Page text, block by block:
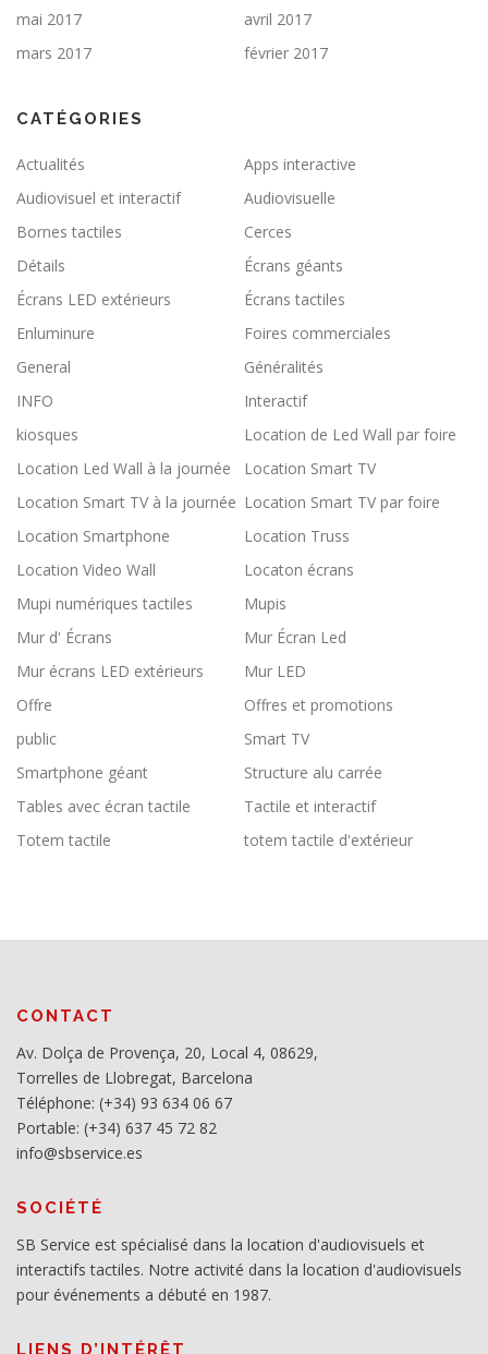
mai 2017
avril 2017
mars 2017
février 2017
CATÉGORIES
Actualités
Apps interactive
Audiovisuel et interactif
Audiovisuelle
Bornes tactiles
Cerces
Détails
Écrans géants
Écrans LED extérieurs
Écrans tactiles
Enluminure
Foires commerciales
General
Généralités
INFO
Interactif
kiosques
Location de Led Wall par foire
Location Led Wall à la journée
Location Smart TV
Location Smart TV à la journée Location Smart TV par foire
Location Smartphone
Location Truss
Location Video Wall
Locaton écrans
Mupi numériques tactiles
Mupis
Mur d' Écrans
Mur Écran Led
Mur écrans LED extérieurs
Mur LED
Offre
Offres et promotions
public
Smart TV
Smartphone géant
Structure alu carrée
Tables avec écran tactile
Tactile et interactif
Totem tactile
totem tactile d'extérieur
CONTACT
Av. Dolça de Provença, 20, Local 4, 08629,
Torrelles de Llobregat, Barcelona
Téléphone: (+34) 93 634 06 67
Portable: (+34) 637 45 72 82
info@sbservice.es
SOCIÉTÉ
SB Service est spécialisé dans la location d'audiovisuels et
interactifs tactiles. Notre activité dans la location d'audiovisuels
pour événements a débuté en 1987.
LIENS D’INTÉRÊT